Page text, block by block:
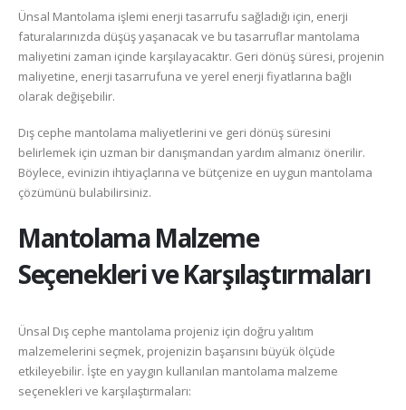
Ünsal Mantolama işlemi enerji tasarrufu sağladığı için, enerji
faturalarınızda düşüş yaşanacak ve bu tasarruflar mantolama
maliyetini zaman içinde karşılayacaktır. Geri dönüş süresi, projenin
maliyetine, enerji tasarrufuna ve yerel enerji fiyatlarına bağlı
olarak değişebilir.
Dış cephe mantolama maliyetlerini ve geri dönüş süresini
belirlemek için uzman bir danışmandan yardım almanız önerilir.
Böylece, evinizin ihtiyaçlarına ve bütçenize en uygun mantolama
çözümünü bulabilirsiniz.
Mantolama Malzeme
Seçenekleri ve Karşılaştırmaları
Ünsal Dış cephe mantolama projeniz için doğru yalıtım
malzemelerini seçmek, projenizin başarısını büyük ölçüde
etkileyebilir. İşte en yaygın kullanılan mantolama malzeme
seçenekleri ve karşılaştırmaları: